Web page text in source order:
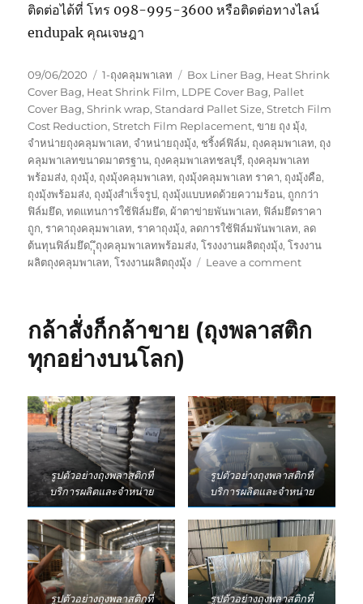
ติดต่อได้ที่ โทร 098-995-3600 หรือติดต่อทางไลน์
endupak คุณเจษฎา
Posted
on
09/06/2020 Categories
1-ถุงคลุมพาเลท Tags
Box Liner Bag, Heat Shrink
Cover Bag, Heat Shrink Film, LDPE Cover Bag, Pallet
Cover Bag,Shrink wrap,Standard Pallet Size,Stretch Film
Cost Reduction,Stretch Film Replacement,ขาย ถุง มุ้ง,
จำหน่ายถุงคลุมพาเลท, จำหน่ายถุงมุ้ง, ชริ้งค์ฟิล์ม, ถุงคลุมพาเลท, ถุง
คลุมพาเลทขนาดมาตรฐาน, ถุงคลุมพาเลทชลบุรี, ถุงคลุมพาเลท
พร้อมส่ง, ถุงมุ้ง, ถุงมุ้งคลุมพาเลท, ถุงมุ้งคลุมพาเลท ราคา, ถุงมุ้งคือ,
ถุงมุ้งพร้อมส่ง, ถุงมุ้งสำเร็จรูป, ถุงมุ้งแบบหดด้วยความร้อน, ถูกกว่า
ฟิล์มยึด,ทดแทนการใช้ฟิล์มยึด, ผ้าตาข่ายพันพาเลท, ฟิล์มยึดราคา
ถูก,ราคาถุงคลุมพาเลท,ราคาถุงมุ้ง, ลดการใช้ฟิล์มพันพาเลท, ลด
ต้นทุนฟิล์มยึด,ุุึถุงคลุมพาเลทพร้อมส่ง,โรงงงานผลิตถุงมุ้ง,โรงงาน
ผลิตถุงคลุมพาเลท,โรงงานผลิตถุงมุ้ง Leave a commenton
ถุง
แค่
ถุง
คลุม
พา
เลท
กล้าสั่งก็กล้าขาย (ถุงพลาสติก
ทุกอย่างบนโลก)
รูปตัวอย่างถุงพลาสติกที่
บริการผลิตและจำหน่าย
รูปตัวอย่างถุงพลาสติกที่
บริการผลิตและจำหน่าย
รูปตัวอย่างถุงพลาสติกที่
รูปตัวอย่างถุงพลาสติกที่